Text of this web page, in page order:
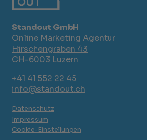
Standout GmbH
Online Marketing Agentur
Hirschengraben 43
CH-6003 Luzern
+41 41 552 22 45
info@standout.ch
Datenschutz
Impressum
Cookie-Einstellungen